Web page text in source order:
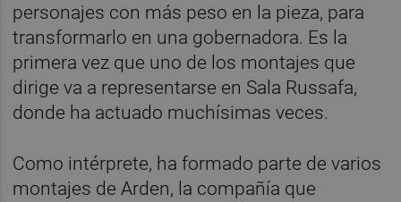
personajes con más peso en la pieza, para
transformarlo en una gobernadora. Es la
primera vez que uno de los montajes que
dirige va a representarse en Sala Russafa,
donde ha actuado muchísimas veces.
Como intérprete, ha formado parte de varios
montajes de Arden, la compañía que